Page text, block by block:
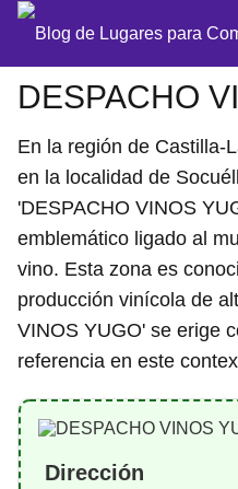
DESPACHO
En la región de Castilla-
en la localidad de
'DESPACHO VINOS
emblemático ligado al
vino. Esta zona es
producción vinícola de
VINOS YUGO' se erige
referencia en este
Dirección